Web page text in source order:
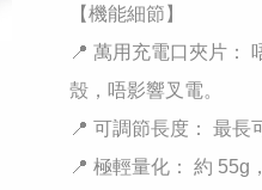
​【機能細節】
​📍 萬用充電口夾片：
殼，唔影響叉電。
​📍 可調節長度： 最長
​📍 極輕量化： 約 55g